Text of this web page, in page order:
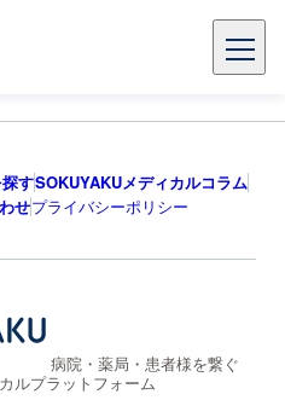
すSOKUYAKUメディカルコラム
せプライバシーポリシー
病院・薬局・患者様を繋ぐ
ルプラットフォーム